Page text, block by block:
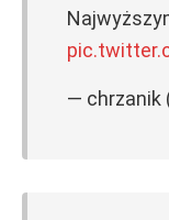
— chrzanik